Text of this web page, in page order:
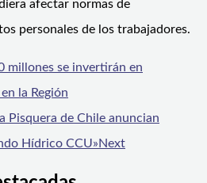
afectar normas de
personales de los trabajadores.
millones se invertirán en
la Región
Pisquera de Chile anuncian
Hídrico CCU»Next